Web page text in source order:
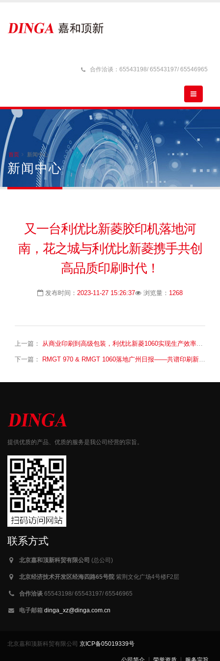
合作洽谈：65543198/ 65543197/ 65546965
首页 新闻中心
新闻中心
又一台利优比新菱胶印机落地河
南，花之城与利优比新菱携手共创
高品质印刷时代！
发布时间： 2023-11-27 15:26:37 浏览量： 1268
上一篇： 从商业印刷到高级包装，利优比新菱1060实现生产效率的巨大跳跃！
下一篇： RMGT 970 & RMGT 1060落地广州日报——共谱印刷新篇章！
提供优质的产品、优质的服务是我公司经营的宗旨。
联系方式
北京嘉和顶新科贸有限公司 (总公司)
北京经济技术开发区经海四路65号院 紫荆文化广场4号楼F2层
合作洽谈 65543198/ 65543197/ 65546965
电子邮箱 dinga_xz@dinga.com.cn
北京嘉和顶新科贸有限公司 京ICP备05019339号